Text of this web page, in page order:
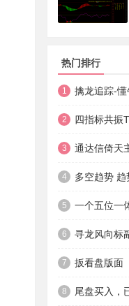
热门排行
1 擒龙追踪-
2
3 通达信倚天
4 多空趋势
5
6 寻龙风向标
7 扳看盘版面
8 尾盘买入，